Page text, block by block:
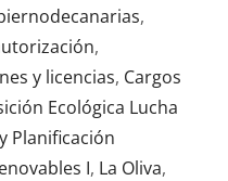
,
,
y licencias, Cargos
Ecológica Lucha
Planificación
I, La Oliva,